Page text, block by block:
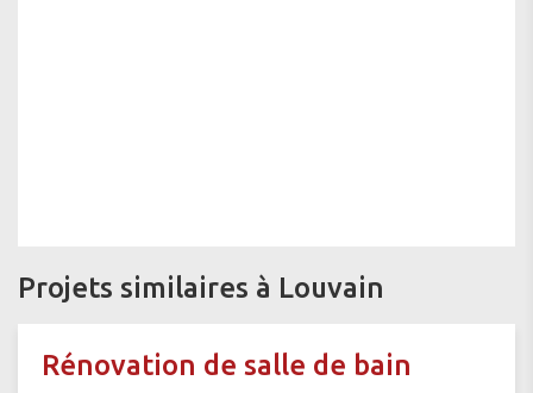
Projets similaires à Louvain
Rénovation de salle de bain